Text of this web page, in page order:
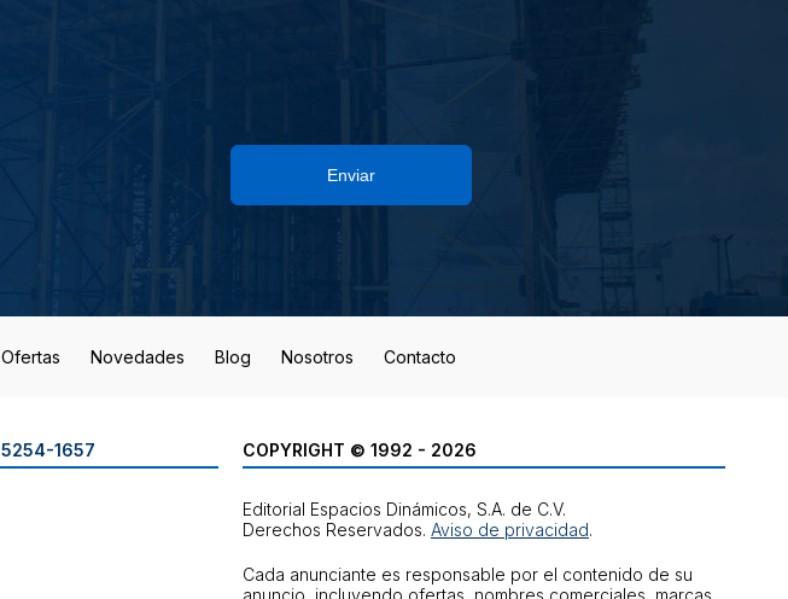
Enviar
Ofertas Novedades Blog Nosotros Contacto
5254-1657 COPYRIGHT © 1992 - 2026
Editorial Espacios Dinámicos, S.A. de C.V.
Derechos Reservados. Aviso de privacidad.
Cada anunciante es responsable por el contenido de su
anuncio, incluyendo ofertas, nombres comerciales, marcas